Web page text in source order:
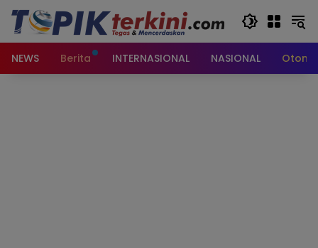
Langsung
konten
NEWS
Berita INTERNASIONAL NASIONAL